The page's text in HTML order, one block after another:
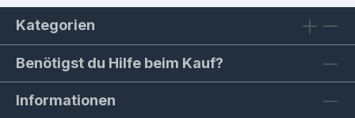
Kategorien
Benötigst du Hilfe beim Kauf?
Informationen